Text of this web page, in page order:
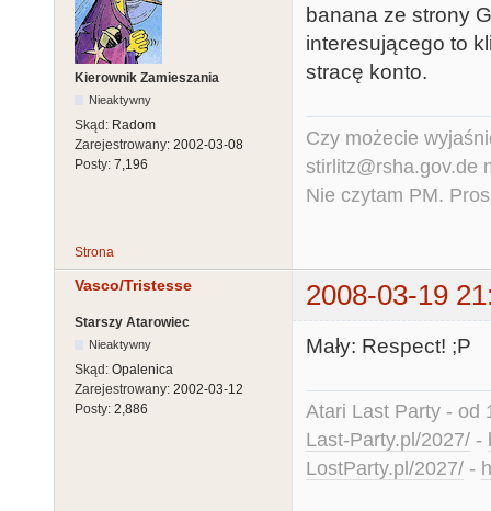
Kierownik Zamieszania
Nieaktywny
Skąd: Radom
Zarejestrowany: 2002-03-08
Posty: 7,196
banana ze strony
interesującego to
stracę konto.
Czy możecie
stirlitz@rsha.gov.de
Nie czytam PM.
Strona
Vasco/Tristesse 2008-03-19
Starszy Atarowiec
Nieaktywny
Skąd: Opalenica
Zarejestrowany: 2002-03-12
Posty: 2,886
Mały: Respect! ;P
Atari Last Party - od
Last-Party.pl/2027/ -
LostParty.pl/2027/ -